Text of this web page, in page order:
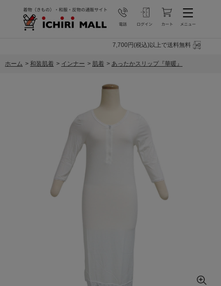
7,700円(税込)以上で送料無料
ホーム > 和装肌着 > インナー > 肌着 > あったかスリップ『華暖』